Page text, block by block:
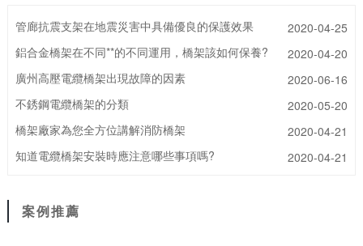
管廊抗震支架在地震災害中具備優良的保護效果
2020-04-25
鋁合金橋架在不同**的不同運用，橋架該如何保養?
2020-04-20
廣州高壓電纜橋架出現故障的因素
2020-06-16
不銹鋼電纜橋架的分類
2020-05-20
橋架廠家為您全方位講解消防橋架
2020-04-21
知道電纜橋架安裝時應注意哪些事項嗎?
2020-04-21
案例推薦